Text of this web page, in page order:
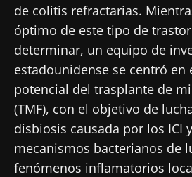
de colitis refractarias.
óptimo de este tipo de
determinar, un equipo de
estadounidense se centró
potencial del trasplante de
(TMF), con el objetivo de
disbiosis causada por los ICI
mecanismos bacterianos de
fenómenos inflamatorios